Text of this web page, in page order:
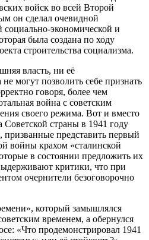
войск во всей Второй
он сделал очевидной
экономической и
была создана по ходу
строительства социализма.
власть, ни её
могут позволить себе признать
говоря, более чем
война с советским
своего режима. Вот и вместо
Советской страны в 1941 году
представить первый
войны крахом «сталинской
в состоянии предложить их
критики, что при
очернители безоговорочно
который замышлялся
временем, а обернулся
«Что продемонстрировал 1941